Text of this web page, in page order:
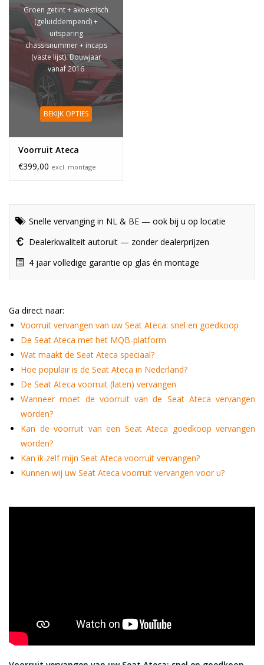
Groen getint + akoestisch
(geluiddempend) +
uitsparing
chassisnummer + incaps
(vaste lijst). Bouwjaar
vanaf 2016
BEKIJK OPTIES
Voorruit Ateca
€399,00 excl. montage
Snelle vervanging in NL & BE — ook bij u op locatie
Dealerkwaliteit autoruit — zonder dealerprijzen
4 jaar volledige garantie op glas én montage
Ga direct naar:
Voorruit vervangen van uw Seat Ateca: snel en goedkoop
De Seat Ateca met het MQB-platform
Wat maakt de Seat Ateca speciaal?
Hoe populair is de Seat Ateca in Nederland?
De Seat Ateca voorruit (laten) vervangen
Wanneer moet de voorruit van de Seat Ateca vervangen
worden?
Kan de voorruit van een Seat Ateca goedkoop vervangen
worden?
Kan ik zelf mijn Seat Ateca voorruit vervangen?
Kunnen wij uw Seat Ateca voorruit vervangen voor u?